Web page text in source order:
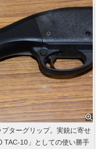
ターグリップ。実銃に寄せ
TAC-10」としての使い勝手